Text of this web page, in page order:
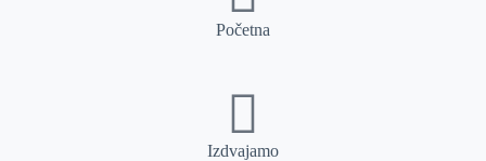
Početna
Izdvajamo